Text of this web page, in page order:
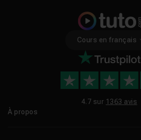
Cours en français
4.7 sur 1363 avis
À propos